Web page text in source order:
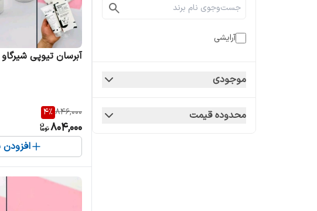
آرایشی
موجودی
محدوده قیمت
آبرسان تیوپی
846,000
4%
804,000